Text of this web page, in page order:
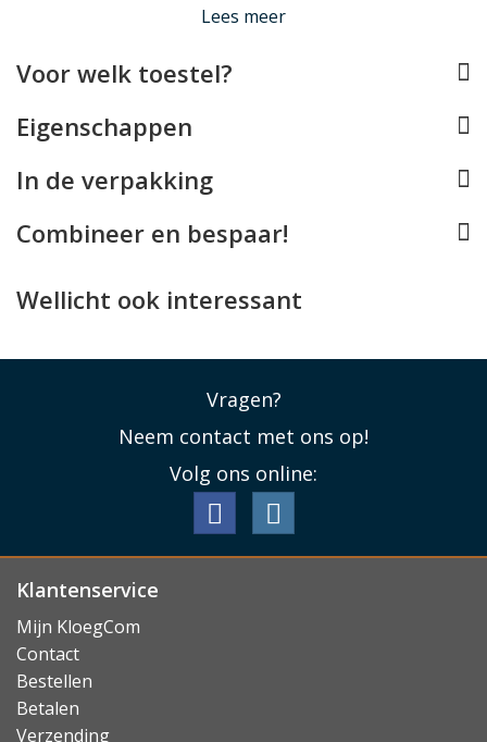
licht van gewicht en beschermt uw toestel desondanks
materiaal dat van nature onbreekbaar én
bescherming kan bieden aan uw toestel. Het TPU
17e / 16e, en vormt ook een klein opstaand randje rond
De Guess case werd speciaal ontworpen voor de
iPhone 17e / 16e en past daarom als gegoten. Alle
Ook is de case te gebruiken met draadloos laden en
Lees minder
Lees meer
Voor welk toestel?
Eigenschappen
In de verpakking
Combineer en bespaar!
Wellicht ook interessant
Vragen?
Neem contact met ons op!
Volg ons online:
Klantenservice
Mijn KloegCom
Contact
Bestellen
Betalen
Verzending